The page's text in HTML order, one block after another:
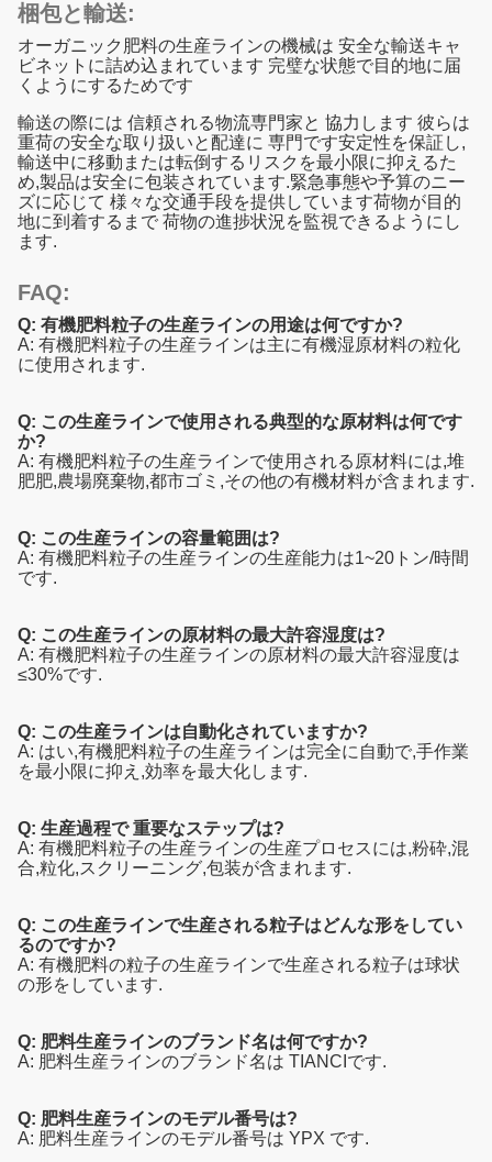
梱包と輸送:
オーガニック肥料の生産ラインの機械は 安全な輸送キャ
ビネットに詰め込まれています 完璧な状態で目的地に届
くようにするためです
輸送の際には 信頼される物流専門家と 協力します 彼らは
重荷の安全な取り扱いと配達に 専門です安定性を保証し,
輸送中に移動または転倒するリスクを最小限に抑えるた
め,製品は安全に包装されています.緊急事態や予算のニー
ズに応じて 様々な交通手段を提供しています荷物が目的
地に到着するまで 荷物の進捗状況を監視できるようにし
ます.
FAQ:
Q: 有機肥料粒子の生産ラインの用途は何ですか?
A: 有機肥料粒子の生産ラインは主に有機湿原材料の粒化
に使用されます.
Q: この生産ラインで使用される典型的な原材料は何です
か?
A: 有機肥料粒子の生産ラインで使用される原材料には,堆
肥肥,農場廃棄物,都市ゴミ,その他の有機材料が含まれます.
Q: この生産ラインの容量範囲は?
A: 有機肥料粒子の生産ラインの生産能力は1~20トン/時間
です.
Q: この生産ラインの原材料の最大許容湿度は?
A: 有機肥料粒子の生産ラインの原材料の最大許容湿度は
≤30%です.
Q: この生産ラインは自動化されていますか?
A: はい,有機肥料粒子の生産ラインは完全に自動で,手作業
を最小限に抑え,効率を最大化します.
Q: 生産過程で 重要なステップは?
A: 有機肥料粒子の生産ラインの生産プロセスには,粉砕,混
合,粒化,スクリーニング,包装が含まれます.
Q: この生産ラインで生産される粒子はどんな形をしてい
るのですか?
A: 有機肥料の粒子の生産ラインで生産される粒子は球状
の形をしています.
Q: 肥料生産ラインのブランド名は何ですか?
A: 肥料生産ラインのブランド名は TIANCIです.
Q: 肥料生産ラインのモデル番号は?
A: 肥料生産ラインのモデル番号は YPX です.